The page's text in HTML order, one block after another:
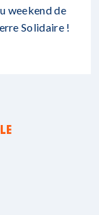
weekend de
Solidaire !